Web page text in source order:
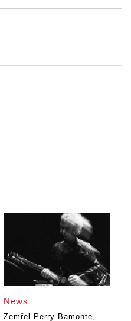
News
Zemřel Perry Bamonte,